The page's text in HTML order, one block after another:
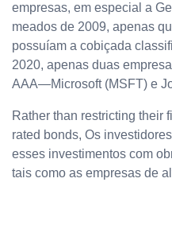
empresas, em especial a
meados de 2009, apenas
possuíam a cobiçada
2020, apenas duas
AAA—Microsoft (MSFT) e
Rather than restricting their
rated bonds, Os
esses investimentos com
tais como as empresas de